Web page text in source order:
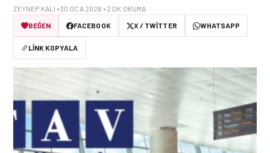
ZEYNEP KALI • 30 OCA 2026 • 2 DK OKUMA
BEĞEN
FACEBOOK X / TWITTER WHATSAPP
LINK KOPYALA